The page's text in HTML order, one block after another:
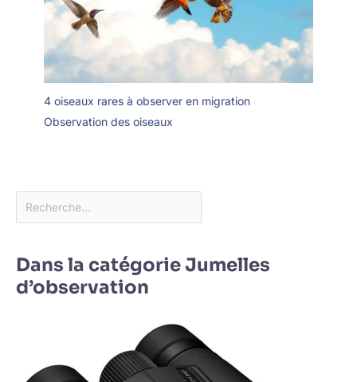
4 oiseaux rares à observer en migration
Observation des oiseaux
Dans la catégorie Jumelles
d’observation